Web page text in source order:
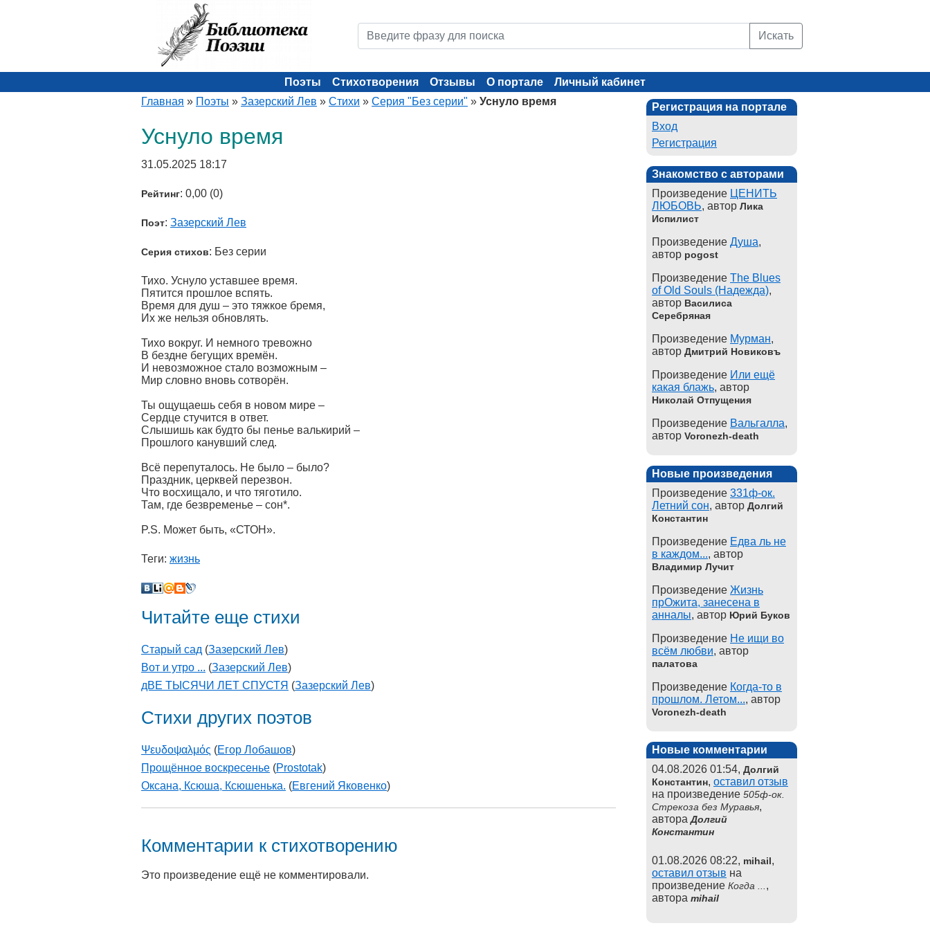
Искать
Поэты Стихотворения Отзывы О портале
Личный кабинет
Главная » Поэты » Зазерский Лев » Стихи » Серия "Без серии" » Уснуло время
Уснуло время
31.05.2025 18:17
Рейтинг: 0,00 (0)
Поэт: Зазерский Лев
Серия стихов: Без серии
Тихо. Уснуло уставшее время.
Пятится прошлое вспять.
Время для душ – это тяжкое бремя,
Их же нельзя обновлять.
Тихо вокруг. И немного тревожно
В бездне бегущих времён.
И невозможное стало возможным –
Мир словно вновь сотворён.
Ты ощущаешь себя в новом мире –
Сердце стучится в ответ.
Слышишь как будто бы пенье валькирий –
Прошлого канувший след.
Всё перепуталось. Не было – было?
Праздник, церквей перезвон.
Что восхищало, и что тяготило.
Там, где безвременье – сон*.
P.S. Может быть, «СТОН».
Теги: жизнь
Читайте еще стихи
Старый сад (Зазерский Лев)
Вот и утро ... (Зазерский Лев)
дВЕ ТЫСЯЧИ ЛЕТ СПУСТЯ (Зазерский Лев)
Стихи других поэтов
Ψευδοψαλμός (Егор Лобашов)
Прощённое воскресенье (Prostotak)
Оксана, Ксюша, Ксюшенька. (Евгений Яковенко)
Комментарии к стихотворению
Это произведение ещё не комментировали.
Регистрация на портале
Вход
Регистрация
Знакомство с авторами
Произведение ЦЕНИТЬ
ЛЮБОВЬ, автор Лика
Испилист
Произведение Душа,
автор pogost
Произведение The Blues
of Old Souls (Надежда),
автор Василиса
Серебряная
Произведение Мурман,
автор Дмитрий Новиковъ
Произведение Или ещё
какая блажь, автор
Николай Отпущения
Произведение Вальгалла,
автор Voronezh-death
Новые произведения
Произведение 331ф-ок.
Летний сон, автор Долгий
Константин
Произведение Едва ль не
в каждом..., автор
Владимир Лучит
Произведение Жизнь
прОжита, занесена в
анналы, автор Юрий Буков
Произведение Не ищи во
всём любви, автор
палатова
Произведение Когда-то в
прошлом. Летом..., автор
Voronezh-death
Новые комментарии
04.08.2026 01:54, Долгий
Константин, оставил отзыв
на произведение 505ф-ок.
Стрекоза без Муравья,
автораДолгий
Константин
01.08.2026 08:22, mihail,
оставил отзыв на
произведение Когда ... ,
автора mihail